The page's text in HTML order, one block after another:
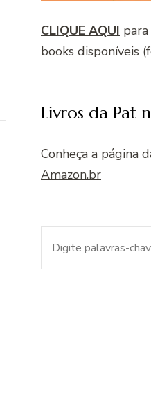
CLIQUE AQUI
books disponíveis
Livros da Pat
Conheça a página
Amazon.br